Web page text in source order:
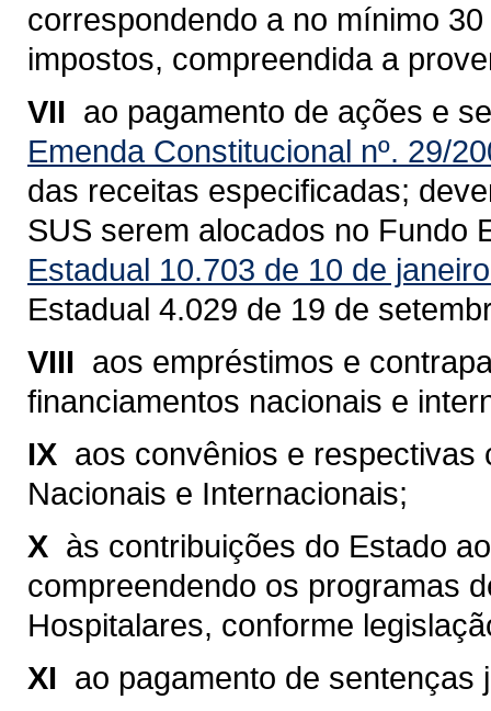
correspondendo a no mínimo
impostos, compreendida a
VII  ao pagamento de ações e
Emenda Constitucional nº. 29/
das receitas especificadas;
SUS serem alocados no Fundo
Estadual 10.703 de 10 de
Estadual 4.029 de 19 de
VIII  aos empréstimos e
financiamentos nacionais e
IX  aos convênios e respectivas
Nacionais e Internacionais;
X  às contribuições do Estado
compreendendo os programas
Hospitalares, conforme
XI  ao pagamento de sentenças